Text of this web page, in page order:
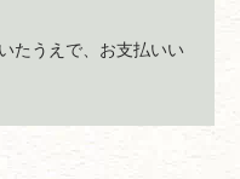
たうえで、お支払いい